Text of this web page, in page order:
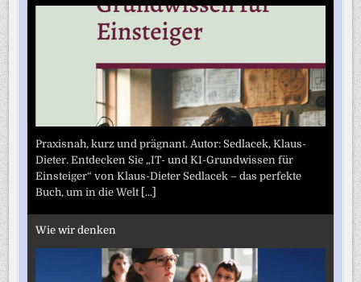
Praxisnah, kurz und prägnant. Autor: Sedlacek, Klaus-
Dieter. Entdecken Sie „IT- und KI-Grundwissen für
Einsteiger“ von Klaus-Dieter Sedlacek – das perfekte
Buch, um in die Welt [...]
Wie wir denken